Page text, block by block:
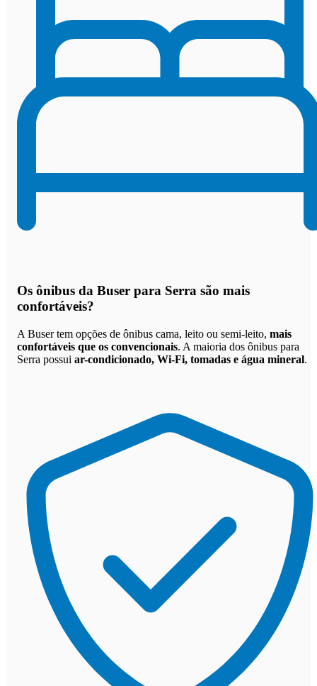
Os ônibus da Buser para Serra são mais
confortáveis?
A Buser tem opções de ônibus cama, leito ou semi-leito, mais
confortáveis que os convencionais. A maioria dos ônibus para
Serra possui ar-condicionado, Wi-Fi, tomadas e água mineral.